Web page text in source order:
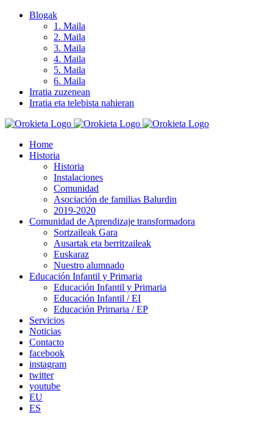
Skip
Blogak
1. Maila
2. Maila
3. Maila
4. Maila
5. Maila
6. Maila
Irratia zuzenean
Irratia eta telebista nahieran
Home
Historia
Historia
Instalaciones
Comunidad
Asociación de familias Balurdin
2019-2020
Comunidad de Aprendizaje transformadora
Sortzaileak Gara
Ausartak eta berritzaileak
Euskaraz
Nuestro alumnado
Educación Infantil y Primaria
Educación Infantil y Primaria
Educación Infantil / EI
Educación Primaria / EP
Servicios
Noticias
Contacto
facebook
instagram
twitter
youtube
EU
ES